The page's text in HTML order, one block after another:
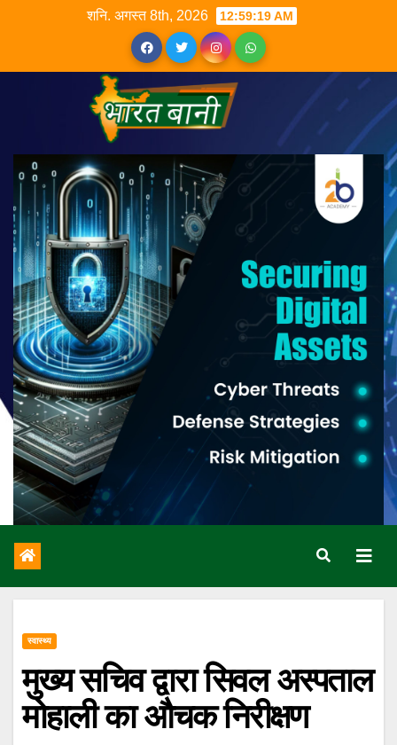
शनि. अगस्त 8th, 2026 12:59:19 AM
स्वास्थ्य
मुख्य सचिव द्वारा सिवल अस्पताल
मोहाली का औचक निरीक्षण